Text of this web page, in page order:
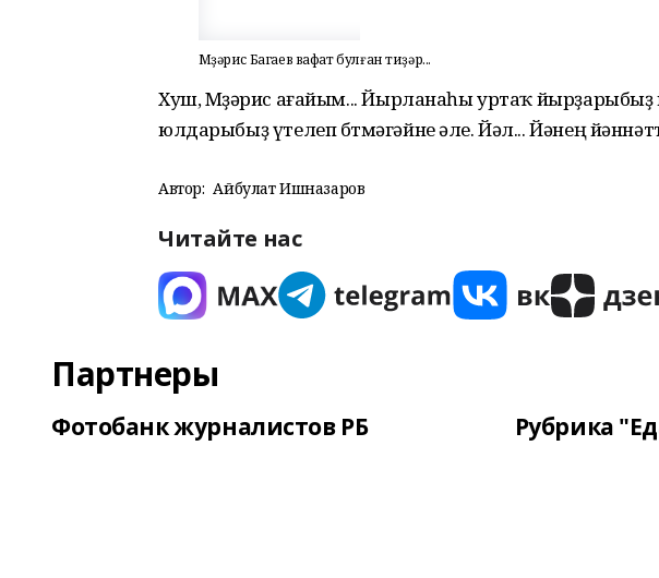
Мөҙәрис Багаев вафат булған тиҙәр...
Хуш, Мөҙәрис ағайым... Йырланаһы уртаҡ
юлдарыбыҙ үтелеп бөтмәгәйне әле. Йәл... Йәнең
Автор: Айбулат Ишназаров
Читайте нас
Партнеры
Фотобанк журналистов РБ Рубрика